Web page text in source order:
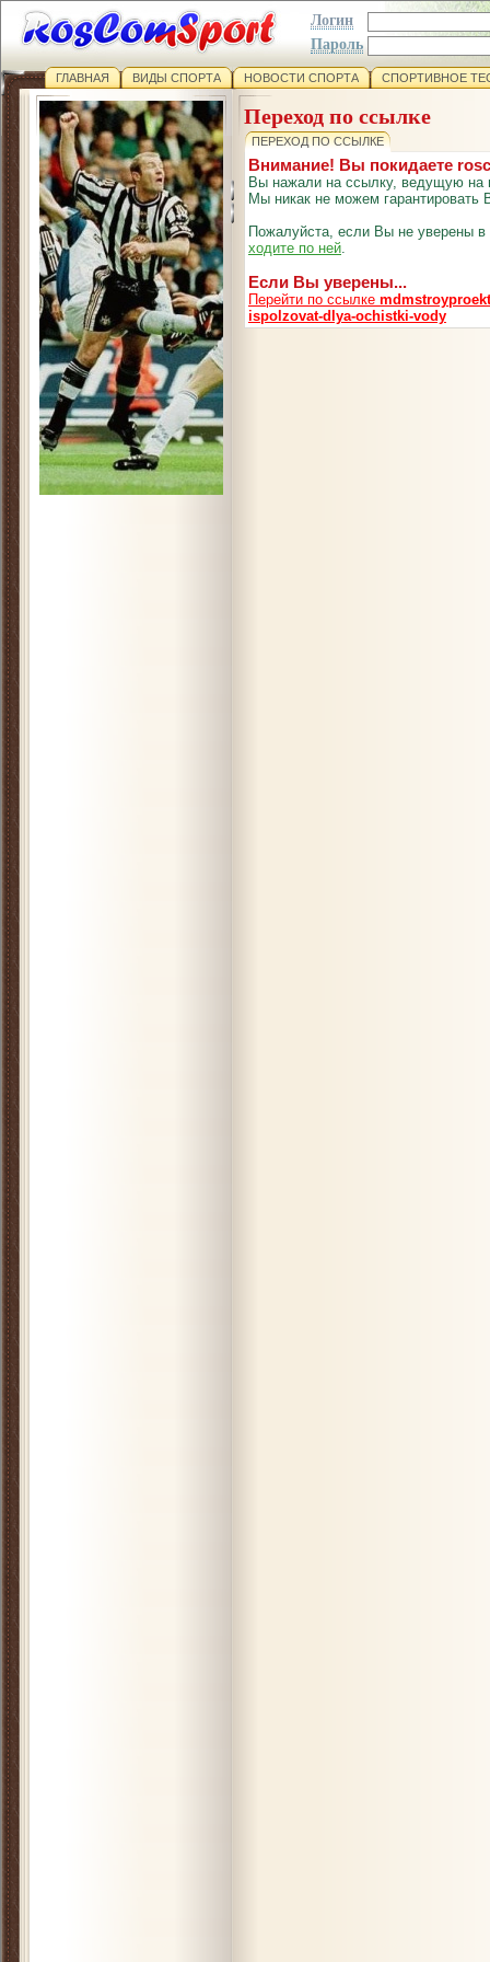
Логин
Пароль
ГЛАВНАЯ ВИДЫ СПОРТА НОВОСТИ СПОРТА СПОРТИВНОЕ
Переход по ссылке
ПЕРЕХОД ПО ССЫЛКЕ
Внимание! Вы покидаете
Вы нажали на ссылку, ведущую на
Мы никак не можем гарантировать
Пожалуйста, если Вы не уверены
ходите по ней.
Если Вы уверены...
Перейти по ссылке
ispolzovat-dlya-ochistki-vody